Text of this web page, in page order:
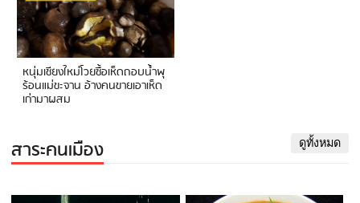
หนุ่มเชียงใหม่โวยซื้อเห็ดถอบน้ำพุ
ร้อนแม่ขะจาน อ้างคนขายเอาเห็ด
เก่ามาผสม
สาระคนเมือง ดูทั้งหมด